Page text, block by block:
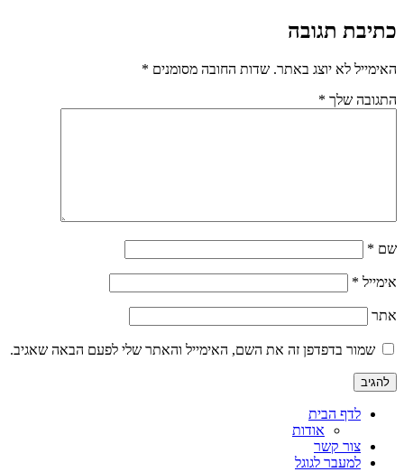
כתיבת תגובה
האימייל לא יוצג באתר. שדות החובה מסומנים *
התגובה שלך *
שם *
אימייל *
אתר
שמור בדפדפן זה את השם, האימייל והאתר שלי לפעם הבאה שאגיב.
לדף הבית
אודות
צור קשר
למעבר לגוגל